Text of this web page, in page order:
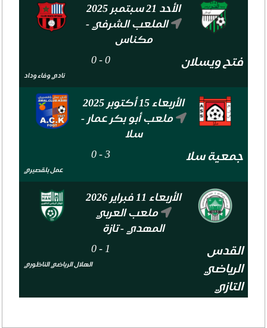
الأحد 21 سبتمبر 2025
الملعب الشرفي -
مكناس
فتح ويسلان 0
-
0
نادي وفاء وداد
الأربعاء 15 أكتوبر 2025
ملعب أبو بكر عمار -
سلا
جمعية سلا 3
-
0
عمل بلقصيري
الأربعاء 11 فبراير 2026
ملعب العربي
المهدي - تازة
القدس
الرياضي
التازي
1
-
0
الهلال الرياضي الناظوري